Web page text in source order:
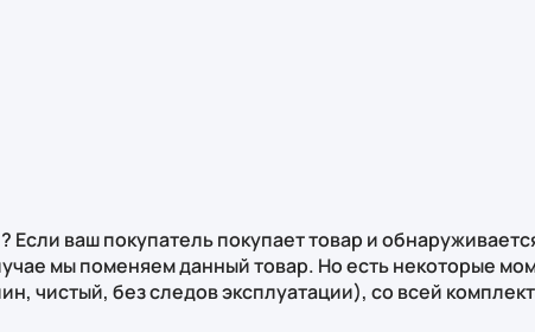
ваш покупатель покупает товар и
мы поменяем данный товар. Но есть некоторые
чистый, без следов эксплуатации), со всей
по товару принимаются только при